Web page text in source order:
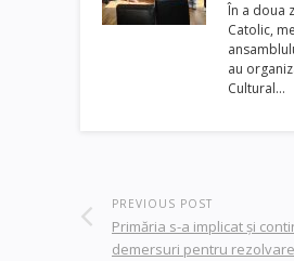
În a doua
Catolic,
au
Cultural…
PREVIOUS POST
Primăria s-a implicat și
demersuri pentru